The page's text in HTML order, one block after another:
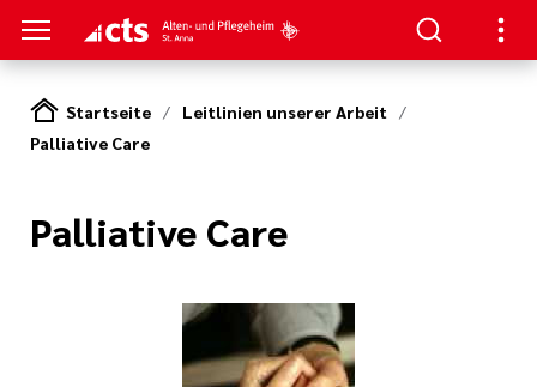
Startseite
Leitlinien unserer Arbeit
Palliative Care
Palliative Care